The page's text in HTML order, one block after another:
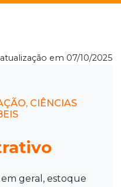
em 07/10/2025
CIÊNCIAS
geral, estoque